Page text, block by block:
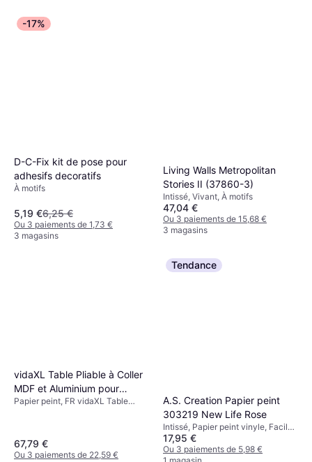
-17%
D-C-Fix kit de pose pour
adhesifs decoratifs
À motifs
5,19 €6,25 €
Ou 3 paiements de 1,73 €
3 magasins
Living Walls Metropolitan
Stories II (37860-3)
Intissé, Vivant, À motifs
47,04 €
Ou 3 paiements de 15,68 €
3 magasins
vidaXL Table Pliable à Coller
MDF et Aluminium pour
Collage Table à Tréteau
Papier peint, FR vidaXL Table
67,79 €
Ou 3 paiements de 22,59 €
Tendance
A.S. Creation Papier peint
303219 New Life Rose
Intissé, Papier peint vinyle, Facile
à poser, Metallic
17,95 €
Ou 3 paiements de 5,98 €